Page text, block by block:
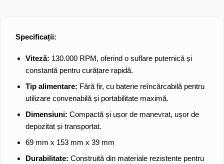
Specificații:
Viteză: 130.000 RPM, oferind o suflare puternică și
constantă pentru curățare rapidă.
Tip alimentare: Fără fir, cu baterie reîncărcabilă pentru
utilizare convenabilă și portabilitate maximă.
Dimensiuni: Compactă și ușor de manevrat, ușor de
depozitat și transportat.
69 mm x 153 mm x 39 mm
Durabilitate: Construită din materiale rezistente pentru